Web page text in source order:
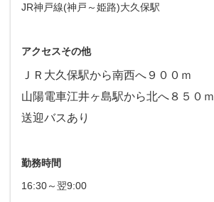
JR神戸線(神戸～姫路)大久保駅
アクセスその他
ＪＲ大久保駅から南西へ９００ｍ
山陽電車江井ヶ島駅から北へ８５０ｍ
送迎バスあり
勤務時間
16:30～翌9:00